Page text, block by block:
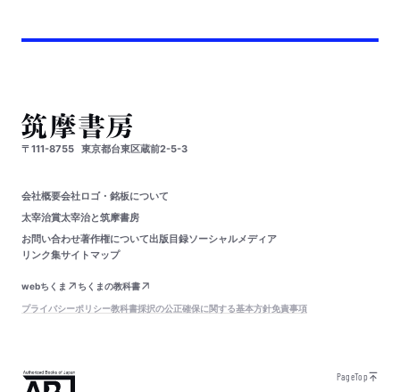
〒111-8755 東京都台東区蔵前2-5-3
会社概要会社ロゴ・銘板について
太宰治賞太宰治と筑摩書房
お問い合わせ著作権について出版目録ソーシャルメディア
リンク集サイトマップ
webちくま
ちくまの教科書
プライバシーポリシー教科書採択の公正確保に関する基本方針免責事項
PageTop